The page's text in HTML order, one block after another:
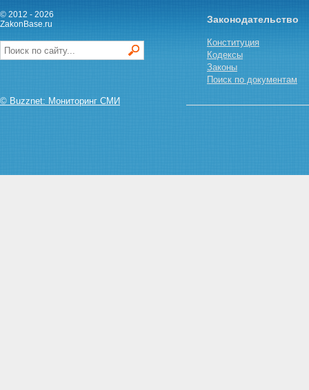
преподавательской и иной
творческой деятельности
СУДЬИ ЗА НАРУШЕНИЕ
ТРЕБОВАНИЙ НАСТОЯЩЕГО
ответственность судей
настоящего Кодекса
© 2012 - 2026
ZakonBase.ru
© Buzznet: Мониторинг СМИ
Законодательство
Конституция
Кодексы
Законы
Поиск по документам